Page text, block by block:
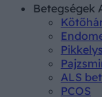
Betegségek
ALS
PCOS